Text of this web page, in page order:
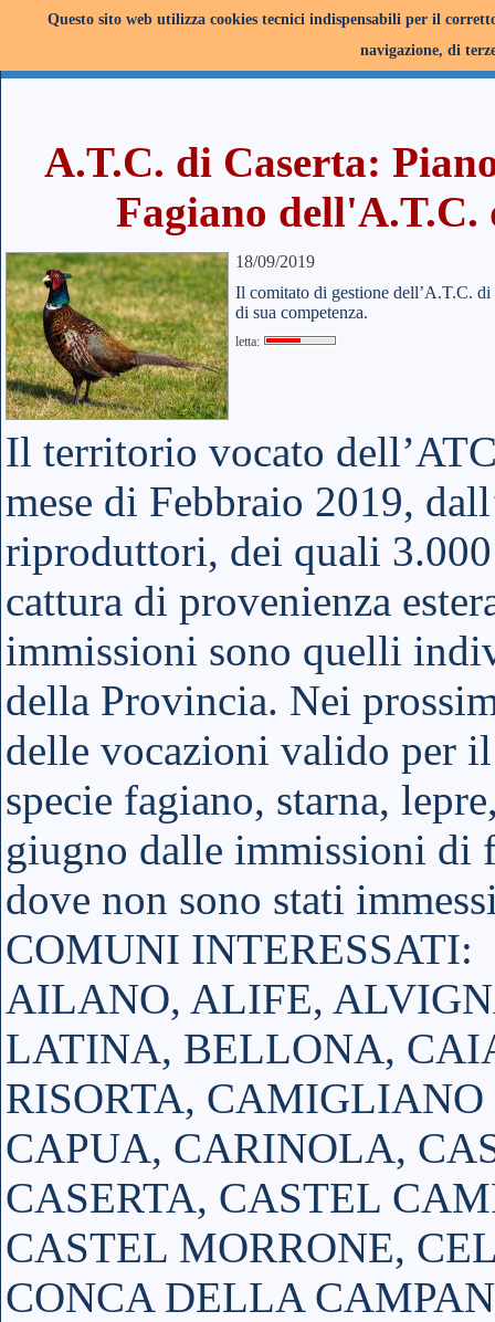
A.T.C. di Caserta:
Fagiano dell'A.T.C.
18/09/2019
Il comitato di gestione dell’A.T.C.
di sua competenza.
letta:
Il territorio vocato
mese di Febbraio 2019,
riproduttori, dei quali
cattura di provenienza
immissioni sono quelli
della Provincia. Nei
delle vocazioni valido per
specie fagiano, starna,
giugno dalle immissioni di
dove non sono stati
COMUNI INTERESSATI:
AILANO, ALIFE,
LATINA, BELLONA,
RISORTA,
CAPUA, CARINOLA,
CASERTA, CASTEL
CASTEL MORRONE,
CONCA DELLA
Questo sito web utilizza cookies tecnici indispensabili per il
navigazione, di